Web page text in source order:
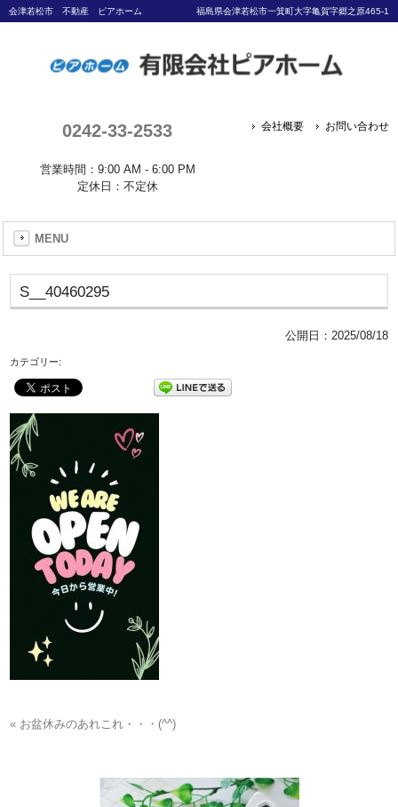
会津若松市 不動産 ピアホーム 福島県会津若松市一箕町大字亀賀字郷之原465-1
0242-33-2533
営業時間：9:00 AM - 6:00 PM
定休日：不定休
会社概要 お問い合わせ
MENU
S__40460295
公開日： 2025/08/18
カテゴリー:
« お盆休みのあれこれ・・・(^^)